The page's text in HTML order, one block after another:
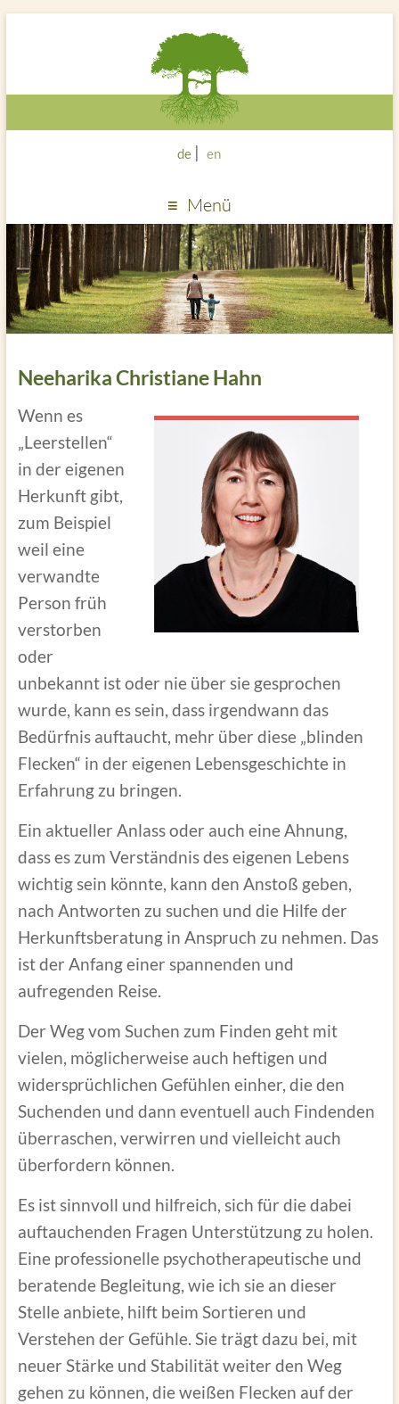
de en
Menü
Neeharika Christiane Hahn
Wenn es
„Leerstellen“
in der eigenen
Herkunft gibt,
zum Beispiel
weil eine
verwandte
Person früh
verstorben
oder
unbekannt ist oder nie über sie gesprochen
wurde, kann es sein, dass irgendwann das
Bedürfnis auftaucht, mehr über diese „blinden
Flecken“ in der eigenen Lebensgeschichte in
Erfahrung zu bringen.
Ein aktueller Anlass oder auch eine Ahnung,
dass es zum Verständnis des eigenen Lebens
wichtig sein könnte, kann den Anstoß geben,
nach Antworten zu suchen und die Hilfe der
Herkunftsberatung in Anspruch zu nehmen. Das
ist der Anfang einer spannenden und
aufregenden Reise.
Der Weg vom Suchen zum Finden geht mit
vielen, möglicherweise auch heftigen und
widersprüchlichen Gefühlen einher, die den
Suchenden und dann eventuell auch Findenden
überraschen, verwirren und vielleicht auch
überfordern können.
Es ist sinnvoll und hilfreich, sich für die dabei
auftauchenden Fragen Unterstützung zu holen.
Eine professionelle psychotherapeutische und
beratende Begleitung, wie ich sie an dieser
Stelle anbiete, hilft beim Sortieren und
Verstehen der Gefühle. Sie trägt dazu bei, mit
neuer Stärke und Stabilität weiter den Weg
gehen zu können, die weißen Flecken auf der